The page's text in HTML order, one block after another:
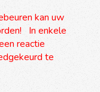
kan uw
In enkele
reactie
te